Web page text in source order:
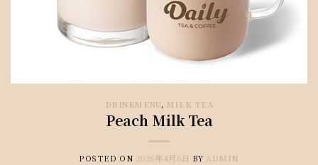
DRINKMENU, MILK TEA
Peach Milk Tea
POSTED ON 2026年4月6日 BY ADMIN